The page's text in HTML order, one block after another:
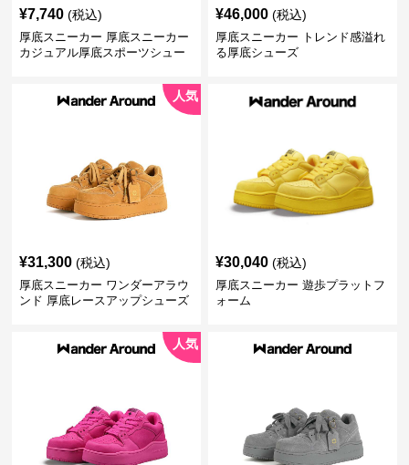
¥7,740 (税込)
厚底スニーカー 厚底スニーカー
カジュアル厚底スポーツシュー
¥46,000 (税込)
厚底スニーカー トレンド感溢れ
る厚底シューズ
人気
¥31,300 (税込)
厚底スニーカー ワンダーアラウ
ンド 厚底レースアップシューズ
¥30,040 (税込)
厚底スニーカー 遊歩プラットフ
ォーム
人気